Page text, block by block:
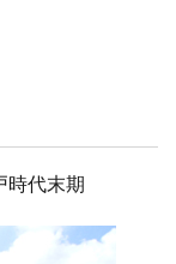
時代末期